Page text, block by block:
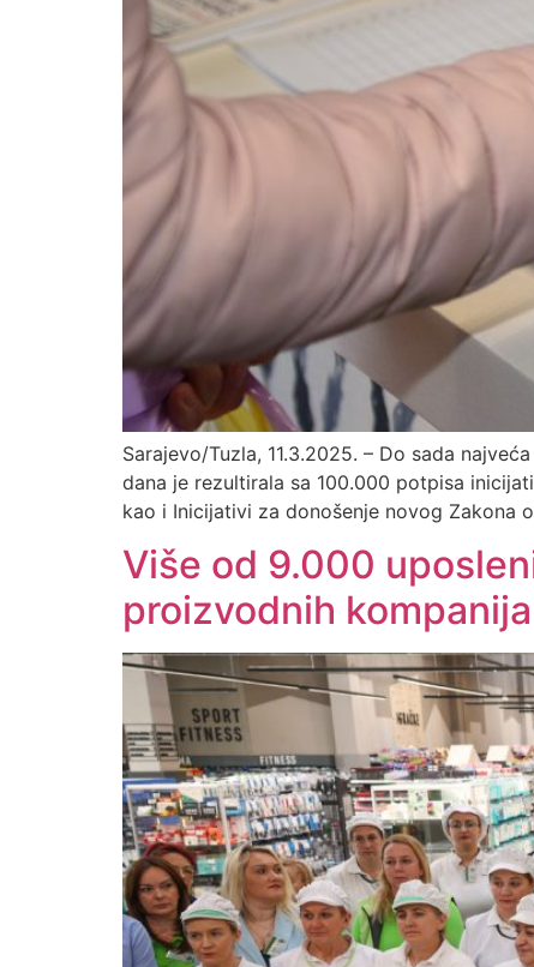
Sarajevo/Tuzla, 11.3.2025. – Do sada
dana je rezultirala sa 100.000 potpisa
kao i Inicijativi za donošenje novog Zakona
Više od 9.000
proizvodnih